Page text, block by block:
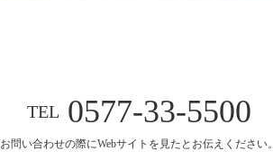
TEL 0577-33-5500
お問い合わせの際にWebサイトを見たとお伝えください。